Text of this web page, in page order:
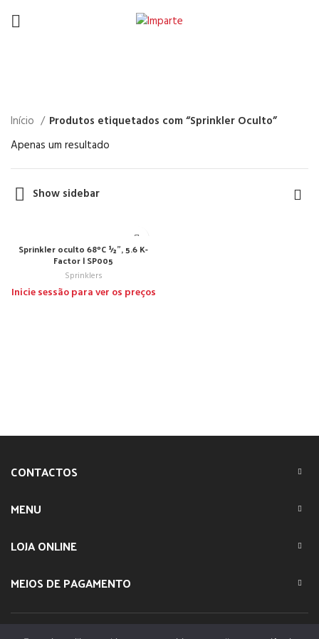
Início
Produtos etiquetados com “Sprinkler Oculto”
Apenas um resultado
Show sidebar
Sprinkler oculto 68ºC ½”, 5.6 K-
Factor | SP005
Sprinklers
Inicie sessão para ver os preços
CONTACTOS
MENU
LOJA ONLINE
MEIOS DE PAGAMENTO